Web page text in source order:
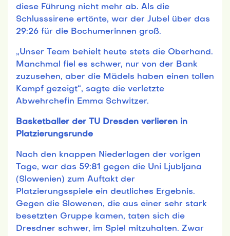
diese Führung nicht mehr ab. Als die
Schlusssirene ertönte, war der Jubel über das
29:26 für die Bochumerinnen groß.
„Unser Team behielt heute stets die Oberhand.
Manchmal fiel es schwer, nur von der Bank
zuzusehen, aber die Mädels haben einen tollen
Kampf gezeigt“, sagte die verletzte
Abwehrchefin Emma Schwitzer.
Basketballer der TU Dresden verlieren in
Platzierungsrunde
Nach den knappen Niederlagen der vorigen
Tage, war das 59:81 gegen die Uni Ljubljana
(Slowenien) zum Auftakt der
Platzierungsspiele ein deutliches Ergebnis.
Gegen die Slowenen, die aus einer sehr stark
besetzten Gruppe kamen, taten sich die
Dresdner schwer, im Spiel mitzuhalten. Zwar